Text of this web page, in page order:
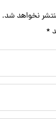
نخواهد شد.
*